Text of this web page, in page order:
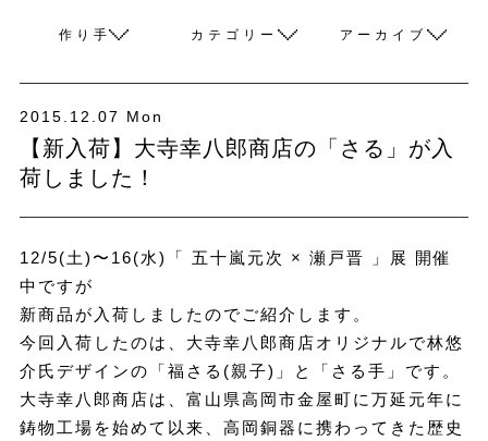
作り手 カテゴリー アーカイブ
2015.12.07 Mon
【新入荷】大寺幸八郎商店の「さる」が入
荷しました！
12/5(土)〜16(水)「 五十嵐元次 × 瀬戸晋 」展 開催
中ですが
新商品が入荷しましたのでご紹介します。
今回入荷したのは、大寺幸八郎商店オリジナルで林悠
介氏デザインの「福さる(親子)」と「さる手」です。
大寺幸八郎商店は、富山県高岡市金屋町に万延元年に
鋳物工場を始めて以来、高岡銅器に携わってきた歴史